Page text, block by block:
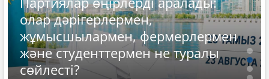
олар дәрігерлермен,
жұмысшылармен, фермерлермен
және студенттермен не туралы
сөйлесті?